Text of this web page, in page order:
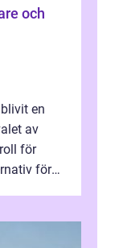
och
en
av
för
för